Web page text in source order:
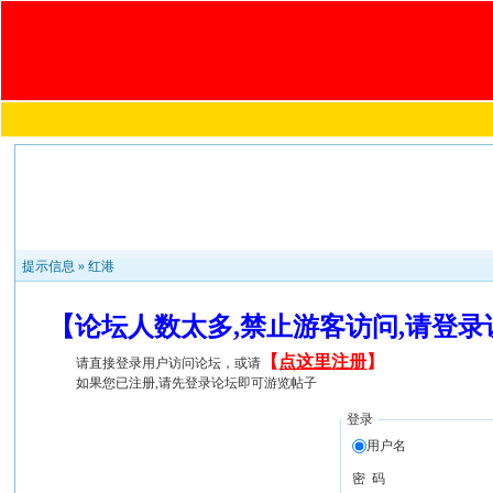
提示信息 »红港
【论坛人数太多,禁止游客访问,请登
请直接登录用户访问论坛，或请 【 点这里注册】
如果您已注册,请先登录论坛即可游览帖子
登录
用户名
密 码